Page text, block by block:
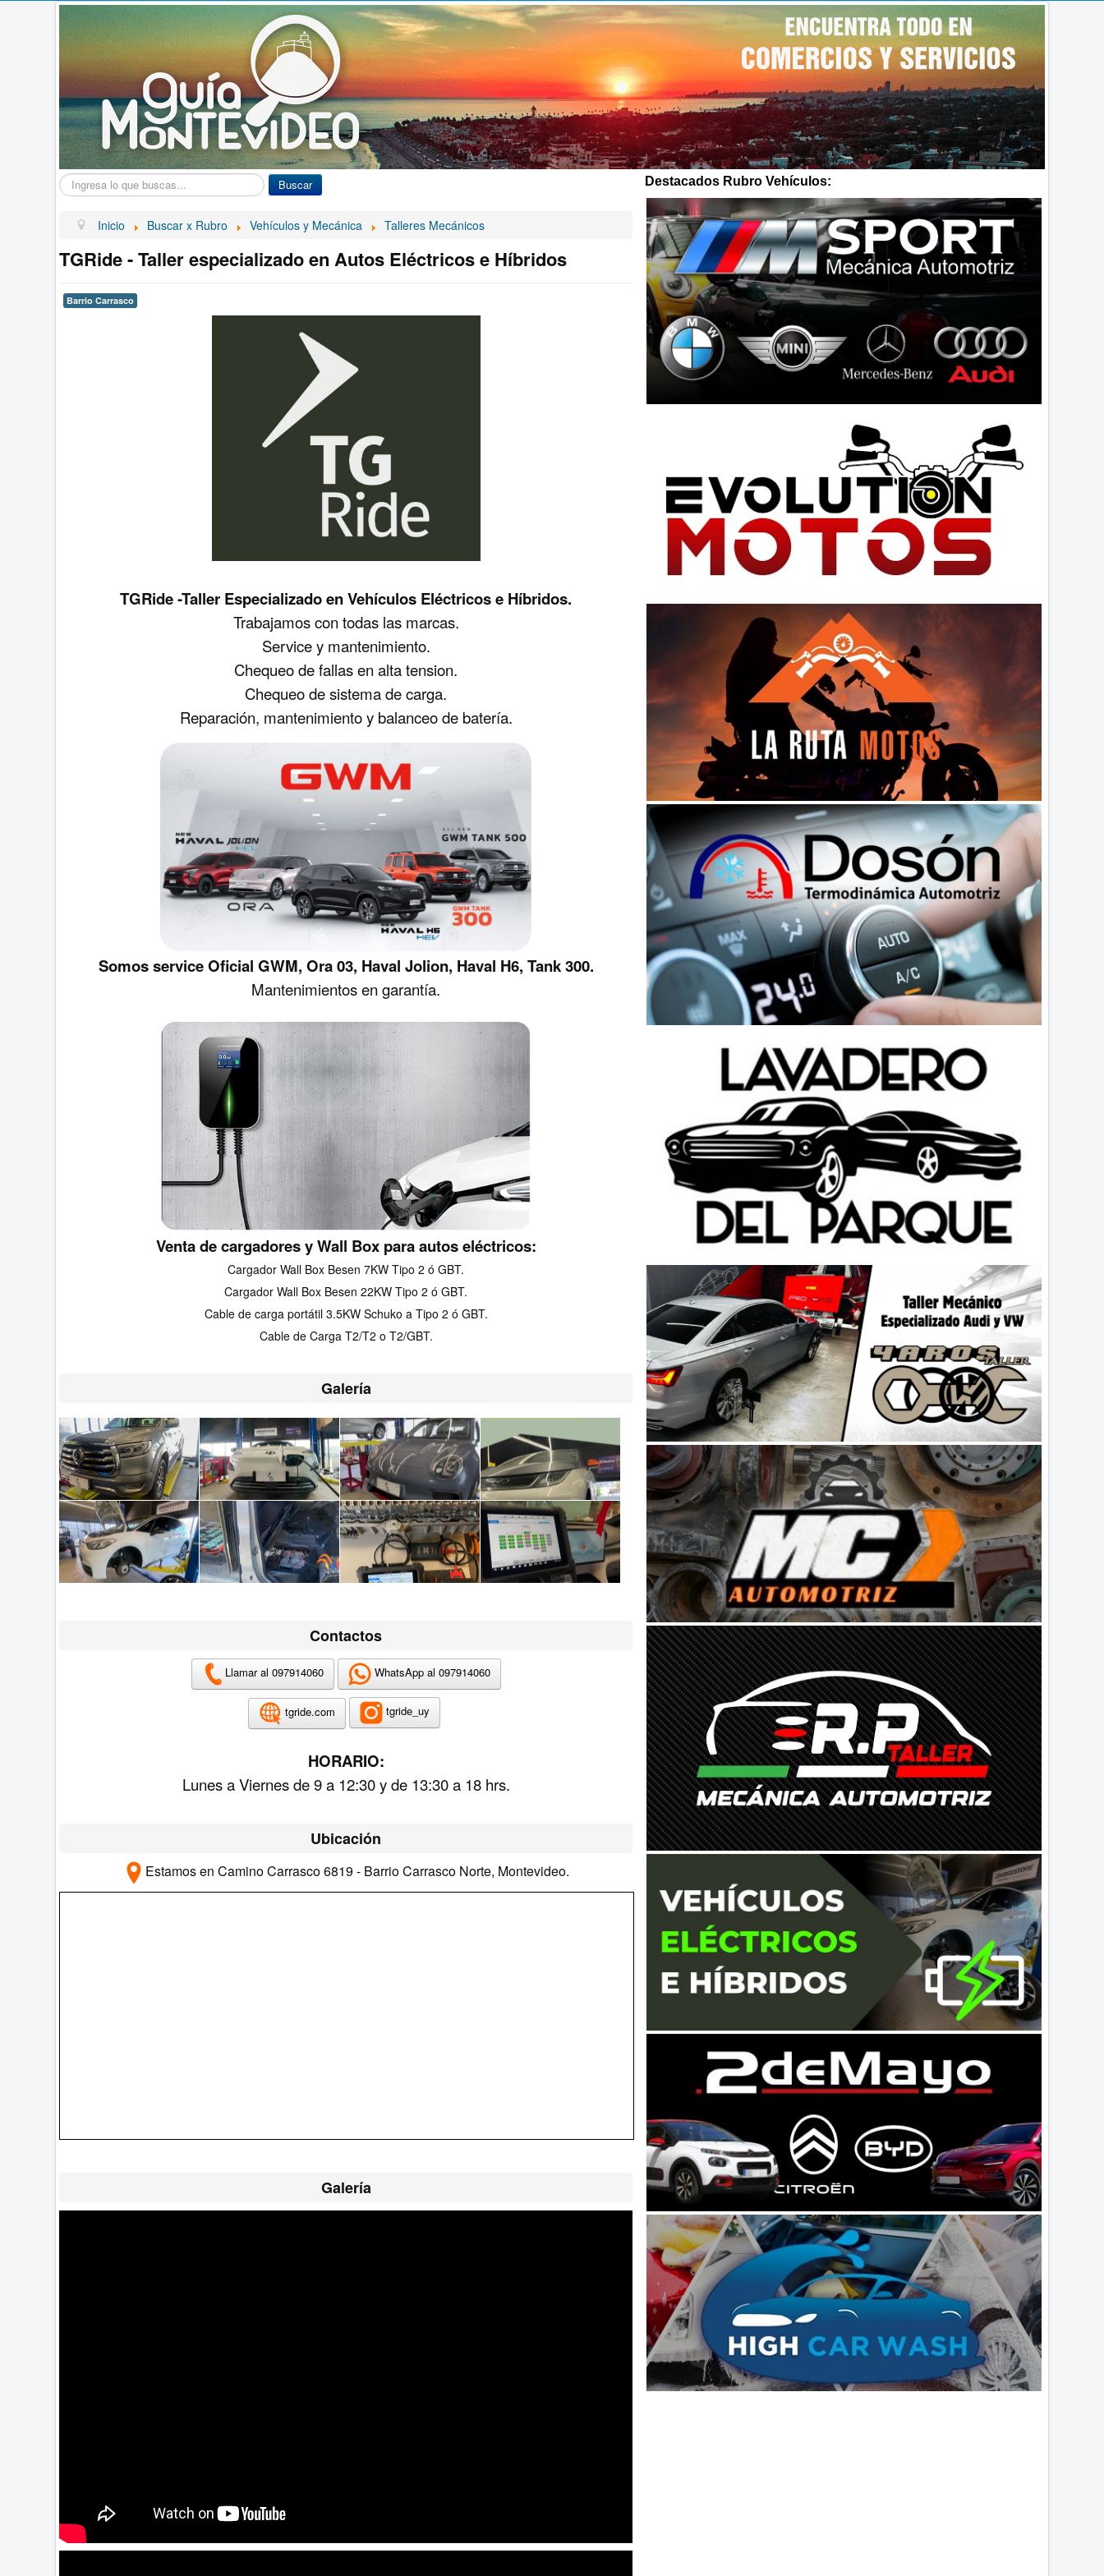
Buscar... Buscar
Inicio Buscar x Rubro Vehículos y Mecánica Talleres Mecánicos
TGRide - Taller especializado en Autos Eléctricos e Híbridos
Barrio Carrasco
TGRide -Taller Especializado en Vehículos Eléctricos e Híbridos.
Trabajamos con todas las marcas.
Service y mantenimiento.
Chequeo de fallas en alta tension.
Chequeo de sistema de carga.
Reparación, mantenimiento y balanceo de batería.
Somos service Oficial GWM, Ora 03, Haval Jolion, Haval H6, Tank 300.
Mantenimientos en garantía.
Venta de cargadores y Wall Box para autos eléctricos:
Cargador Wall Box Besen 7KW Tipo 2 ó GBT.
Cargador Wall Box Besen 22KW Tipo 2 ó GBT.
Cable de carga portátil 3.5KW Schuko a Tipo 2 ó GBT.
Cable de Carga T2/T2 o T2/GBT.
Galería
Contactos
Llamar al 097914060 WhatsApp al 097914060
tgride.com tgride_uy
HORARIO:
Lunes a Viernes de 9 a 12:30 y de 13:30 a 18 hrs.
Ubicación
Estamos en Camino Carrasco 6819 - Barrio Carrasco Norte, Montevideo.
Galería
Destacados Rubro Vehículos: